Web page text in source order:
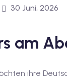
30 Juni, 2026
am
ihre